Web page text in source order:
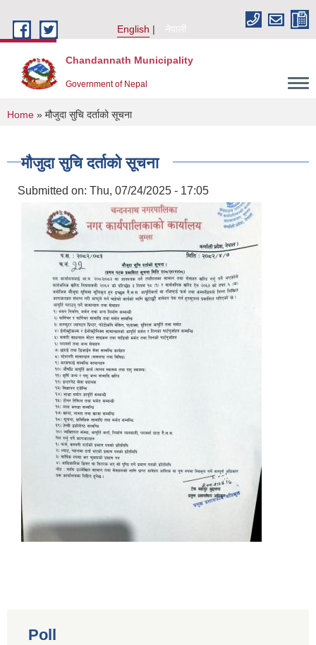
English
नेपाली
Chandannath Municipality
Government of Nepal
You are here
Home » मौजुदा सुचि दर्ताको सूचना
मौजुदा सुचि दर्ताको सूचना
Submitted on: Thu, 07/24/2025 - 17:05
Poll